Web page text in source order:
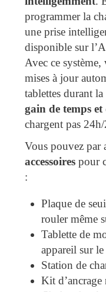
programmer la
une prise
disponible sur
Avec ce
mises à jour
tablettes durant
gain de temps et
chargent pas
Vous pouvez par
accessoires pour
:
Plaque de
rouler même
Tablette de
appareil sur le
Station de
Kit d’ancrage